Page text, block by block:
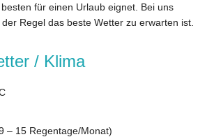
für einen Urlaub eignet. Bei uns
Regel das beste Wetter zu erwarten ist.
/ Klima
– 15 Regentage/Monat)